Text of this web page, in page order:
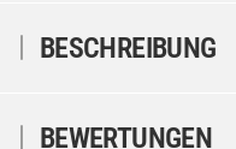
BESCHREIBUNG
BEWERTUNGEN